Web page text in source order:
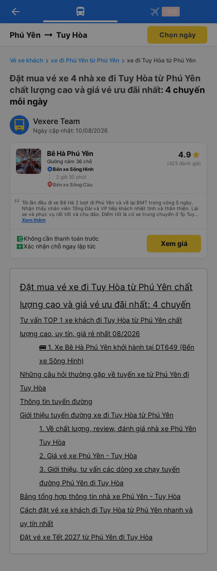
Tải app Vexere ngay!
Nhận ưu đãi thành viên độc
Mở app
Tải app Vexere
-30k/ghế khi đặt vé máy bay qua
Mở app
arrow_back -30k
Phú Yên Tuy Hòa Chọn ngày
Vé xe khách xe đi Phú Yên từ Phú Yên xe đi Tuy Hòa từ Phú Yên
Đặt mua vé xe 4 nhà xe đi Tuy Hòa từ Phú Yên
chất lượng cao và giá vé ưu đãi nhất: 4 chuyến
mỗi ngày
Vexere Team
Ngày cập nhật: 10/08/2026
Bê Hà Phú Yên
Giường nằm 36 chỗ
4.9
(423 đánh giá)
Bến xe Sông Hinh
2 giờ 30 phút
Bến xe Sông Cầu
Tôi lần đầu đi xe Bê Hà 2 lượt đi Phú Yên và về lại BMT trong vòng 5 ngày.
Nhận thấy nhân viên Tổng Đài và VP tiếp khách nhiệt tình và thân thiện. Lái
xe và phục vụ rất tốt và chu đáo. Điểm tốt là có xe trung chuyển ở Tp Tuy
Hòa. Em lái xe trung chuyển rất vui tính và nhiệt tình giúp khách đưa hành lý
Xem thêm
Không cần thanh toán trước
Xác nhận chỗ ngay lập tức
Xem giá
Đặt mua vé xe đi Tuy Hòa từ Phú Yên chất
lượng cao và giá vé ưu đãi nhất: 4 chuyến
Tư vấn TOP 1 xe khách đi Tuy Hòa từ Phú Yên chất
lượng cao, uy tín, giá rẻ nhất 08/2026
🚌 1. Xe Bê Hà Phú Yên khởi hành tại DT649 (Bến
xe Sông Hinh)
Những câu hỏi thường gặp về tuyến xe từ Phú Yên đi
Tuy Hòa
Thông tin tuyến đường
Giới thiệu tuyến đường xe đi Tuy Hòa từ Phú Yên
1. Về chất lượng, review, đánh giá nhà xe Phú Yên
Tuy Hòa
2. Giá vé xe Phú Yên - Tuy Hòa
3. Giới thiệu, tư vấn các dòng xe chạy tuyến
đường Phú Yên đi Tuy Hòa
Bảng tổng hợp thông tin nhà xe Phú Yên - Tuy Hòa
Cách đặt vé xe khách đi Tuy Hòa từ Phú Yên nhanh và
uy tín nhất
Đặt vé xe Tết 2027 từ Phú Yên đi Tuy Hòa